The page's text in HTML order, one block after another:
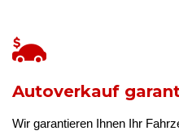
Autoverkauf
Wir garantieren Ihnen Ihr